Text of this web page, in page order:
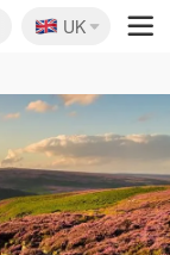
🇬🇧
UK